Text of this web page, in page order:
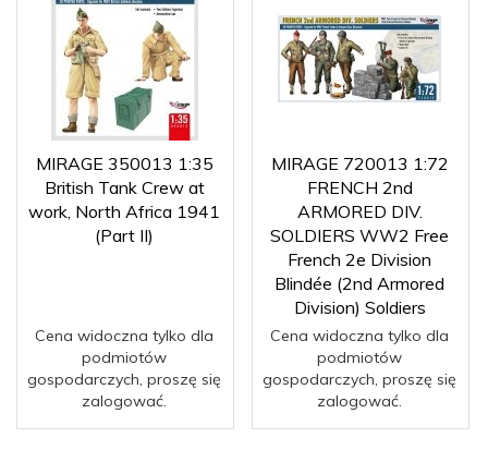
MIRAGE 350013 1:35
British Tank Crew at
work, North Africa 1941
(Part II)
Cena widoczna tylko dla
podmiotów
gospodarczych, proszę się
zalogować.
MIRAGE 720013 1:72
FRENCH 2nd
ARMORED DIV.
SOLDIERS WW2 Free
French 2e Division
Blindée (2nd Armored
Division) Soldiers
Cena widoczna tylko dla
podmiotów
gospodarczych, proszę się
zalogować.